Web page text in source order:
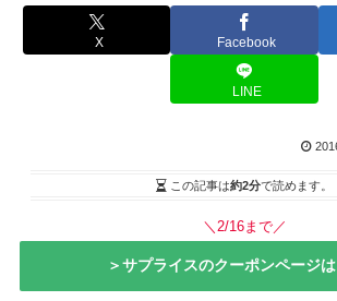
X Facebook
LINE
この記事は約2分で読めます。
＼2/16まで／
＞サプライスのクーポンページ